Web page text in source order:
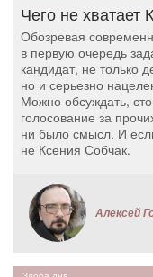
Чего не хватает
Обозревая
в первую очередь
кандидат, не только
но и серьезно
Можно обсуждать,
голосование за
ни было смысл. И
не Ксения Собчак.
Алексей